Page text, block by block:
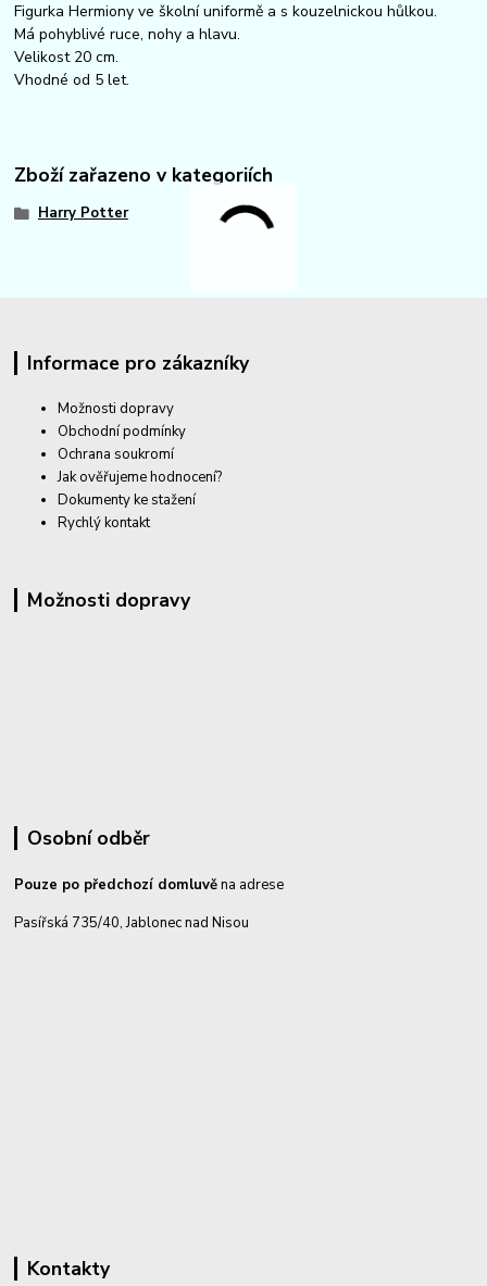
Figurka Hermiony ve školní uniformě a s kouzelnickou hůlkou.
Má pohyblivé ruce, nohy a hlavu.
Velikost 20 cm.
Vhodné od 5 let.
Zboží zařazeno v kategoriích
Harry Potter
Informace pro zákazníky
Možnosti dopravy
Obchodní podmínky
Ochrana soukromí
Jak ověřujeme hodnocení?
Dokumenty ke stažení
Rychlý kontakt
Možnosti dopravy
Osobní odběr
Pouze po předchozí domluvěna adrese
Pasířská 735/40, Jablonec nad Nisou
Kontakty